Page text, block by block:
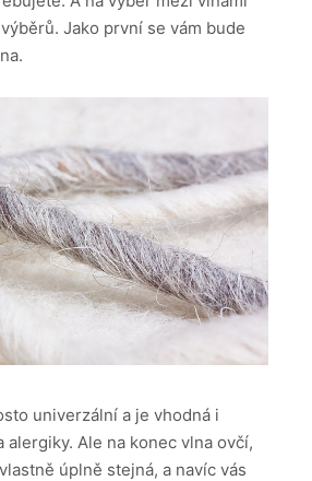
Jako první se vám bude
univerzální a je vhodná i
alergiky. Ale na konec vlna ovčí,
úplně stejná, a navíc vás